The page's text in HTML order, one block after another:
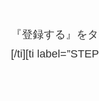
『登録する』を
[/ti][ti